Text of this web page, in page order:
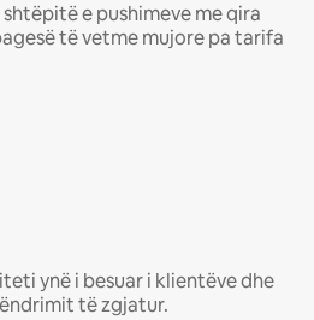
e pushimeve me qira
të vetme mujore pa tarifa
ynë i besuar i klientëve dhe
të zgjatur.